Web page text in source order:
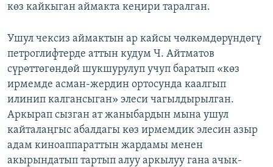
көз кайкыган аймакта кеңири таралган.
Ушул чексиз аймактын ар кайсы чөлкөмдөрүндөгү
петроглифтерде аттын кудум Ч. Айтматов
сүрөттөгөндөй шукшурулуп учуп баратып «көз
ирмемде асман-жердин ортосунда каалгып
илинип калгансыган» элеси чагылдырылган.
Аркырап сызган ат жаныбардын мына ушул
кайталаңгыс абалдагы көз ирмемдик элесин азыр
адам киноаппараттын жардамы менен
акырындатып тартып алуу аркылуу гана ачык-